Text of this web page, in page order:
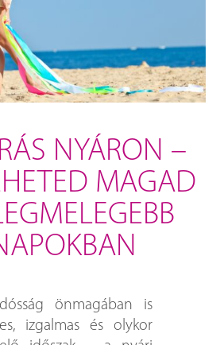
NYÁRON –
MAGAD
önmagában is
izgalmas és olykor